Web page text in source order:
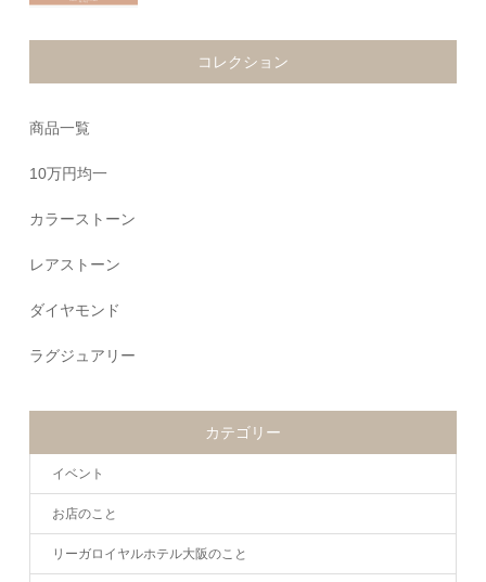
コレクション
商品一覧
10万円均一
カラーストーン
レアストーン
ダイヤモンド
ラグジュアリー
カテゴリー
イベント
お店のこと
リーガロイヤルホテル大阪のこと